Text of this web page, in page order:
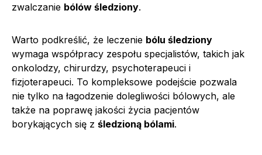
zwalczanie bólów śledziony.
Warto podkreślić, że leczenie bólu śledziony
wymaga współpracy zespołu specjalistów, takich jak
onkolodzy, chirurdzy, psychoterapeuci i
fizjoterapeuci. To kompleksowe podejście pozwala
nie tylko na łagodzenie dolegliwości bólowych, ale
także na poprawę jakości życia pacjentów
borykających się z śledzioną bólami.